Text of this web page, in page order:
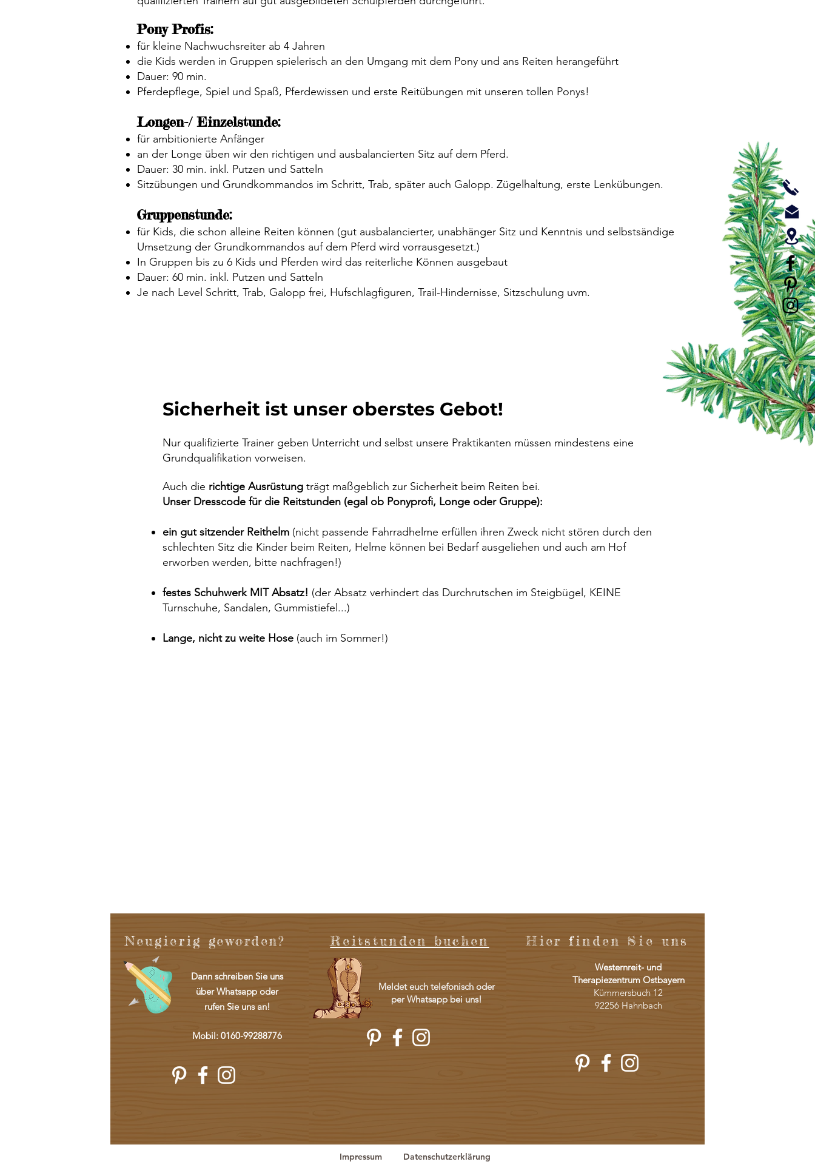
Pony Profis:
für kleine Nachwuchsreiter ab 4 Jahren
die Kids werden in Gruppen spielerisch an den Umgang mit dem Pony und ans Reiten herangeführt
Dauer: 90 min.
Pferdepflege, Spiel und Spaß, Pferdewissen und erste Reitübungen mit unseren tollen Ponys!
Longen-/ Einzelstunde:
für ambitionierte Anfänger
an der Longe üben wir den richtigen und ausbalancierten Sitz auf dem Pferd.
Dauer: 30 min. inkl. Putzen und Satteln
Sitzübungen und Grundkommandos im Schritt, Trab, später auch Galopp. Zügelhaltung, erste Lenkübungen.
Gruppenstunde:
für Kids, die schon alleine Reiten können (gut ausbalancierter, unabhänger Sitz und Kenntnis und selbstsändige
Umsetzung der Grundkommandos auf dem Pferd wird vorrausgesetzt.)
In Gruppen bis zu 6 Kids und Pferden wird das reiterliche Können ausgebaut
Dauer: 60 min. inkl. Putzen und Satteln
Je nach Level Schritt, Trab, Galopp frei, Hufschlagfiguren, Trail-Hindernisse, Sitzschulung uvm.
Sicherheit ist unser oberstes Gebot!
Nur qualifizierte Trainer geben Unterricht und selbst unsere Praktikanten müssen mindestens eine
Grundqualifikation vorweisen.
Auch die richtige Ausrüstung trägt maßgeblich zur Sicherheit beim Reiten bei.
Unser Dresscode für die Reitstunden (egal ob Ponyprofi, Longe oder Gruppe):
ein gut sitzender Reithelm (nicht passende Fahrradhelme erfüllen ihren Zweck nicht stören durch den
schlechten Sitz die Kinder beim Reiten, Helme können bei Bedarf ausgeliehen und auch am Hof
erworben werden, bitte nachfragen!)
festes Schuhwerk MIT Absatz! (der Absatz verhindert das Durchrutschen im Steigbügel, KEINE
Turnschuhe, Sandalen, Gummistiefel...)
Lange, nicht zu weite Hose (auch im Sommer!)
Dann schreiben Sie uns
über Whatsapp oder
rufen Sie uns an!
Mobil: 0160-99288776
Meldet euch telefonisch oder
per Whatsapp bei uns!
Westernreit- und
Therapiezentrum Ostbayern
Kümmersbuch 12
92256 Hahnbach
Neugierig geworden? Hier finden Sie uns
Reitstunden buchen
Impressum Datenschutzerklärung